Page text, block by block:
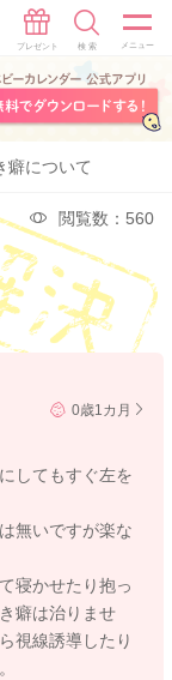
癖について
閲覧数：560
0歳1カ月
してもすぐ左を
無いですが楽な
寝かせたり抱っ
癖は治りませ
視線誘導したり